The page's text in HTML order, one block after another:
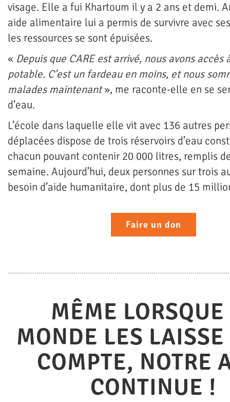
visage. Elle a fui Khartoum il y a 2 ans et demi.
aide alimentaire lui a permis de survivre avec
les ressources se sont épuisées.
« Depuis que CARE est arrivé, nous avons accès
potable. C’est un fardeau en moins, et nous
malades maintenant», me raconte-elle en se
d’eau.
L’école dans laquelle elle vit avec 136 autres
déplacées dispose de trois réservoirs d’eau
chacun pouvant contenir 20 000 litres, remplis
semaine. Aujourd’hui, deux personnes sur trois
besoin d’aide humanitaire, dont plus de 15
Faire un don
MÊME
MONDE LES LAISSE
COMPTE, NOTRE
CONTINUE !